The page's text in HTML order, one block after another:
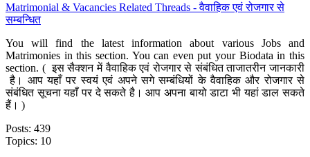
Matrimonial & Vacancies Related Threads - वैवाहिक एवं रोजगार से
सम्बन्धित
You will find the latest information about various Jobs and
Matrimonies in this section. You can even put your Biodata in this
section. ( इस सैक्शन में वैवाहिक एवं रोजगार से संबंधित ताजातरीन जानकारी
है। आप यहाँ पर स्वयं एवं अपने सगे सम्बंधियों के वैवाहिक और रोजगार से
संबंधित सूचना यहाँ पर दे सकते है। आप अपना बायो डाटा भी यहां डाल सकते
हैं। )
Posts: 439
Topics: 10